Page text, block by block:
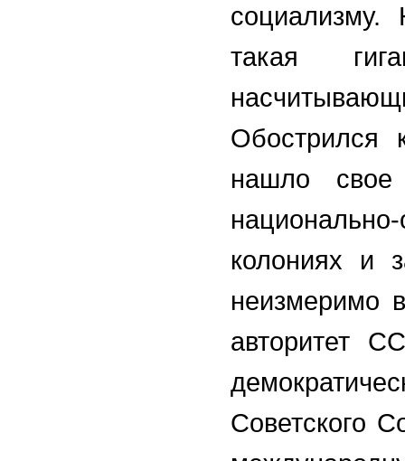
социализму.
такая
Обострился
нашло
колониях и
неизмеримо
авторитет
Советского